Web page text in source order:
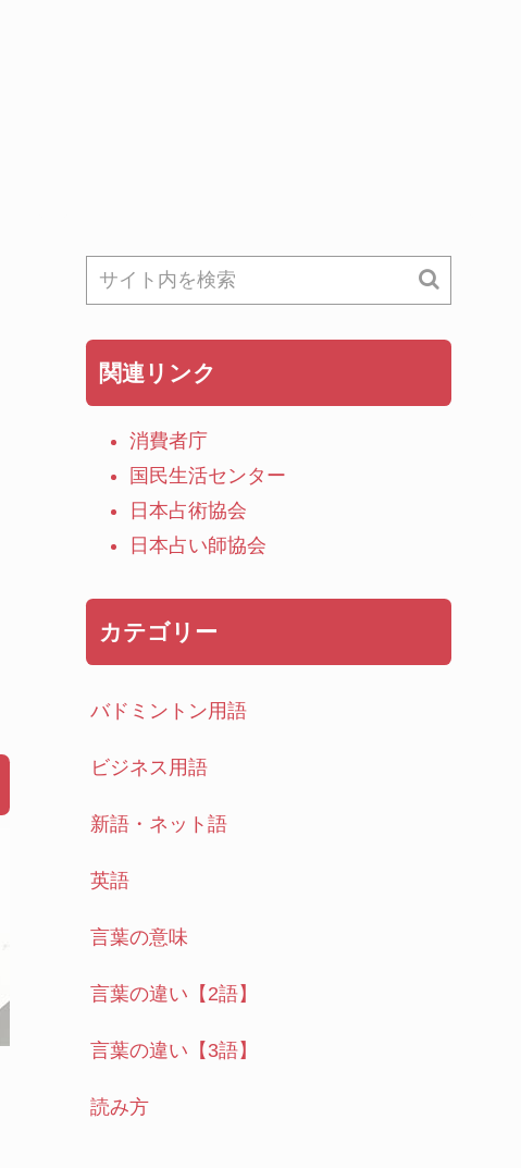
関連リンク
消費者庁
国民生活センター
日本占術協会
日本占い師協会
カテゴリー
バドミントン用語
ビジネス用語
新語・ネット語
英語
言葉の意味
言葉の違い【2語】
言葉の違い【3語】
読み方